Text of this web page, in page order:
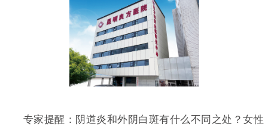
专家提醒：阴道炎和外阴白斑有什么不同之处？女性